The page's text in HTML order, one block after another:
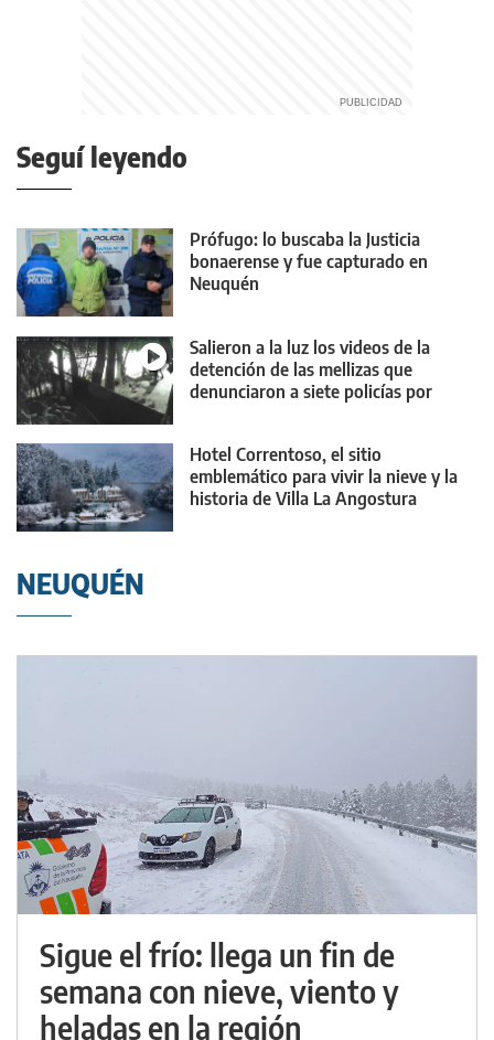
Seguí leyendo
Prófugo: lo buscaba la Justicia
bonaerense y fue capturado en
Neuquén
Salieron a la luz los videos de la
detención de las mellizas que
denunciaron a siete policías por
Hotel Correntoso, el sitio
emblemático para vivir la nieve y la
historia de Villa La Angostura
NEUQUÉN
Sigue el frío: llega un fin de
semana con nieve, viento y
heladas en la región